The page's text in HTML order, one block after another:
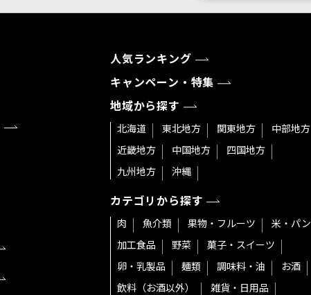
人気ランキング
キャンペーン・特集
地域から探す
北海道 東北地方 関東地方
中部地方
近畿地方
中国地方
四国地方
九州地方
沖縄
カテゴリから探す
肉 魚介類 果物・フルーツ
米・パン
加工食品
野菜
菓子・スイーツ
卵・乳製品
麺類 調味料・油
お酒
飲料（お酒以外）
雑貨・日用品